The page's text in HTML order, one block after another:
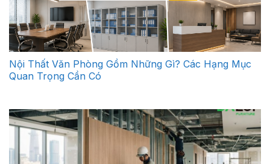
Nội Thất Văn Phòng Gồm Những Gì? Các Hạng Mục
Quan Trọng Cần Có